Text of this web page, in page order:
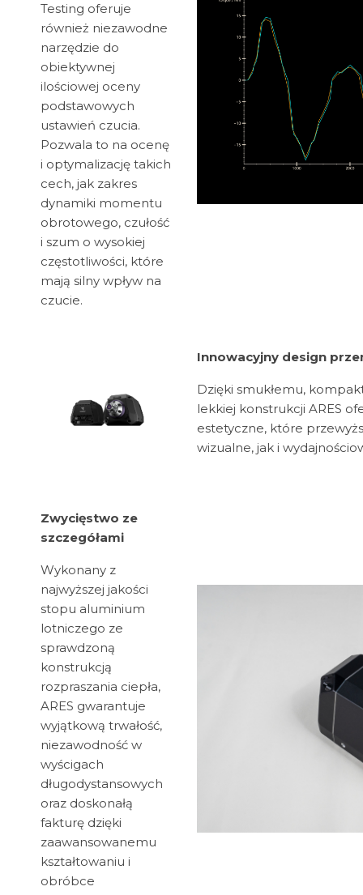
Testing oferuje
również niezawodne
narzędzie do
obiektywnej
ilościowej oceny
podstawowych
ustawień czucia.
Pozwala to na ocenę
i optymalizację takich
cech, jak zakres
dynamiki momentu
obrotowego, czułość
i szum o wysokiej
częstotliwości, które
mają silny wpływ na
czucie.
Innowacyjny design
Dzięki smukłemu,
lekkiej konstrukcji ARES
estetyczne, które
wizualne, jak i
Zwycięstwo ze
szczegółami
Wykonany z
najwyższej jakości
stopu aluminium
lotniczego ze
sprawdzoną
konstrukcją
rozpraszania ciepła,
ARES gwarantuje
wyjątkową trwałość,
niezawodność w
wyścigach
długodystansowych
oraz doskonałą
fakturę dzięki
zaawansowanemu
kształtowaniu i
obróbce